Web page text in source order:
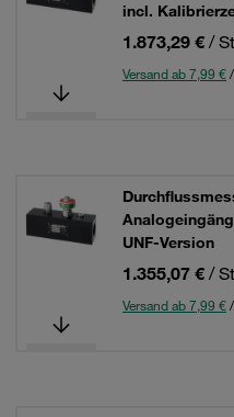
incl.
1.873,29 € /
Versand ab 7,99 €
UNF-Version
1.355,07 € /
Versand ab 7,99 €